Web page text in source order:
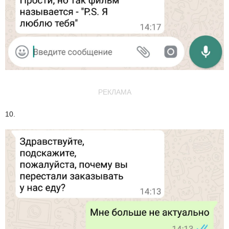
РЕКЛАМА
10.